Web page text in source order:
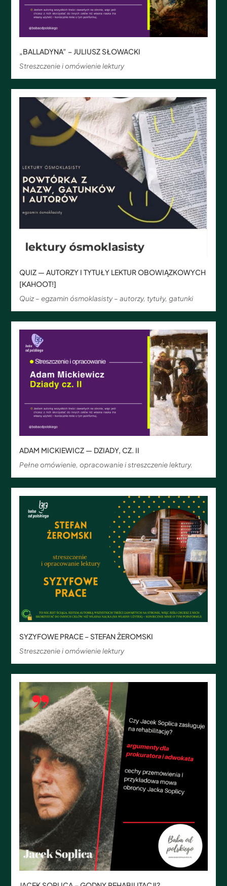
„BALLADYNA” – JULIUSZ SŁOWACKI
Streszczenie i omówienie lektury
QUIZ — AUTORZY I TYTUŁY LEKTUR OBOWIĄZKOWYCH
[KAHOOT!]
Quiz – egzamin ósmoklasisty – autorzy, tytuły, gatunki
ADAM MICKIEWICZ — DZIADY, CZ. II
Pełne omówienie, opracowanie i streszczenie lektury.
SYZYFOWE PRACE – STEFAN ŻEROMSKI
Streszczenie i omówienie lektury